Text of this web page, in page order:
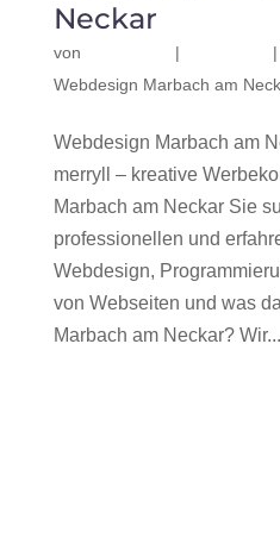
Neckar
von | |
Webdesign Marbach am
Webdesign Marbach am
merryll – kreative
Marbach am Neckar Sie
professionellen und
Webdesign,
von Webseiten und was
Marbach am Neckar? Wir...